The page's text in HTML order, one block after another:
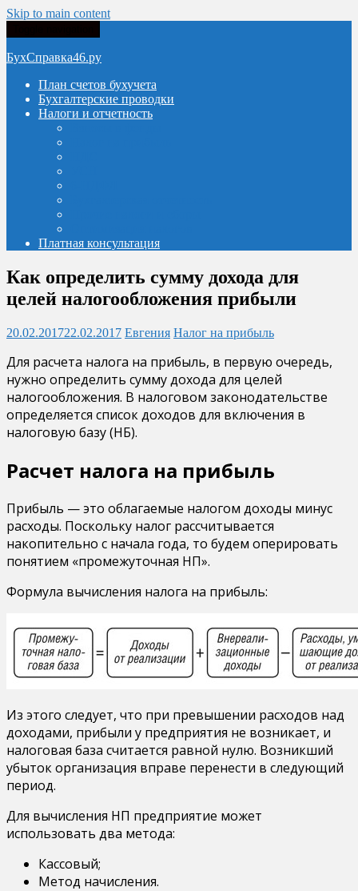
Skip to main content
БухСправка46.ру
План счетов бухучета
Бухгалтерские проводки
Налоги и отчетность
Платная консультация
Как определить сумму дохода для
целей налогообложения прибыли
20.02.201722.02.2017 Евгения Налог на прибыль
Для расчета налога на прибыль, в первую очередь,
нужно определить сумму дохода для целей
налогообложения. В налоговом законодательстве
определяется список доходов для включения в
налоговую базу (НБ).
Расчет налога на прибыль
Прибыль — это облагаемые налогом доходы минус
расходы. Поскольку налог рассчитывается
накопительно с начала года, то будем оперировать
понятием «промежуточная НП».
Формула вычисления налога на прибыль:
Из этого следует, что при превышении расходов над
доходами, прибыли у предприятия не возникает, и
налоговая база считается равной нулю. Возникший
убыток организация вправе перенести в следующий
период.
Для вычисления НП предприятие может
использовать два метода:
Кассовый;
Метод начисления.